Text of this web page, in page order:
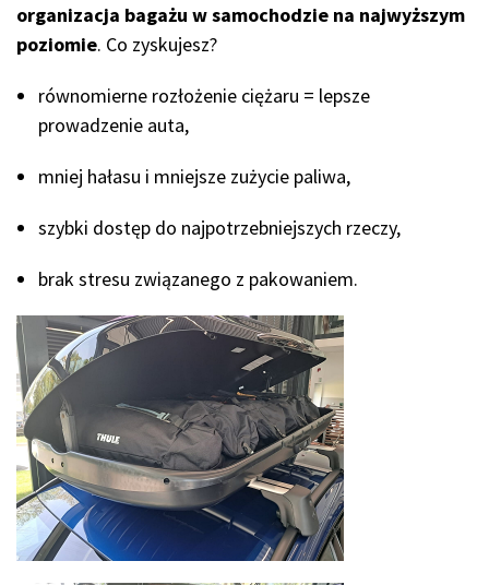
organizacja bagażu w samochodzie na najwyższym
poziomie. Co zyskujesz?
równomierne rozłożenie ciężaru = lepsze
prowadzenie auta,
mniej hałasu i mniejsze zużycie paliwa,
szybki dostęp do najpotrzebniejszych rzeczy,
brak stresu związanego z pakowaniem.